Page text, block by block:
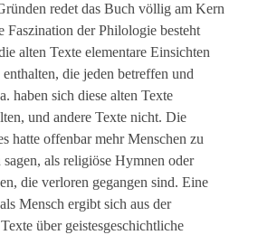
redet das Buch völlig am Kern
Faszination der Philologie besteht
alten Texte elementare Einsichten
die jeden betreffen und
haben sich diese alten Texte
und andere Texte nicht. Die
hatte offenbar mehr Menschen zu
als religiöse Hymnen oder
die verloren gegangen sind. Eine
Mensch ergibt sich aus der
über geistesgeschichtliche